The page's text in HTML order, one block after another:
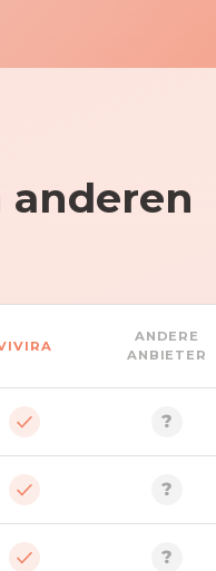
anderen
ANDERE
ANBIETER
?
?
?